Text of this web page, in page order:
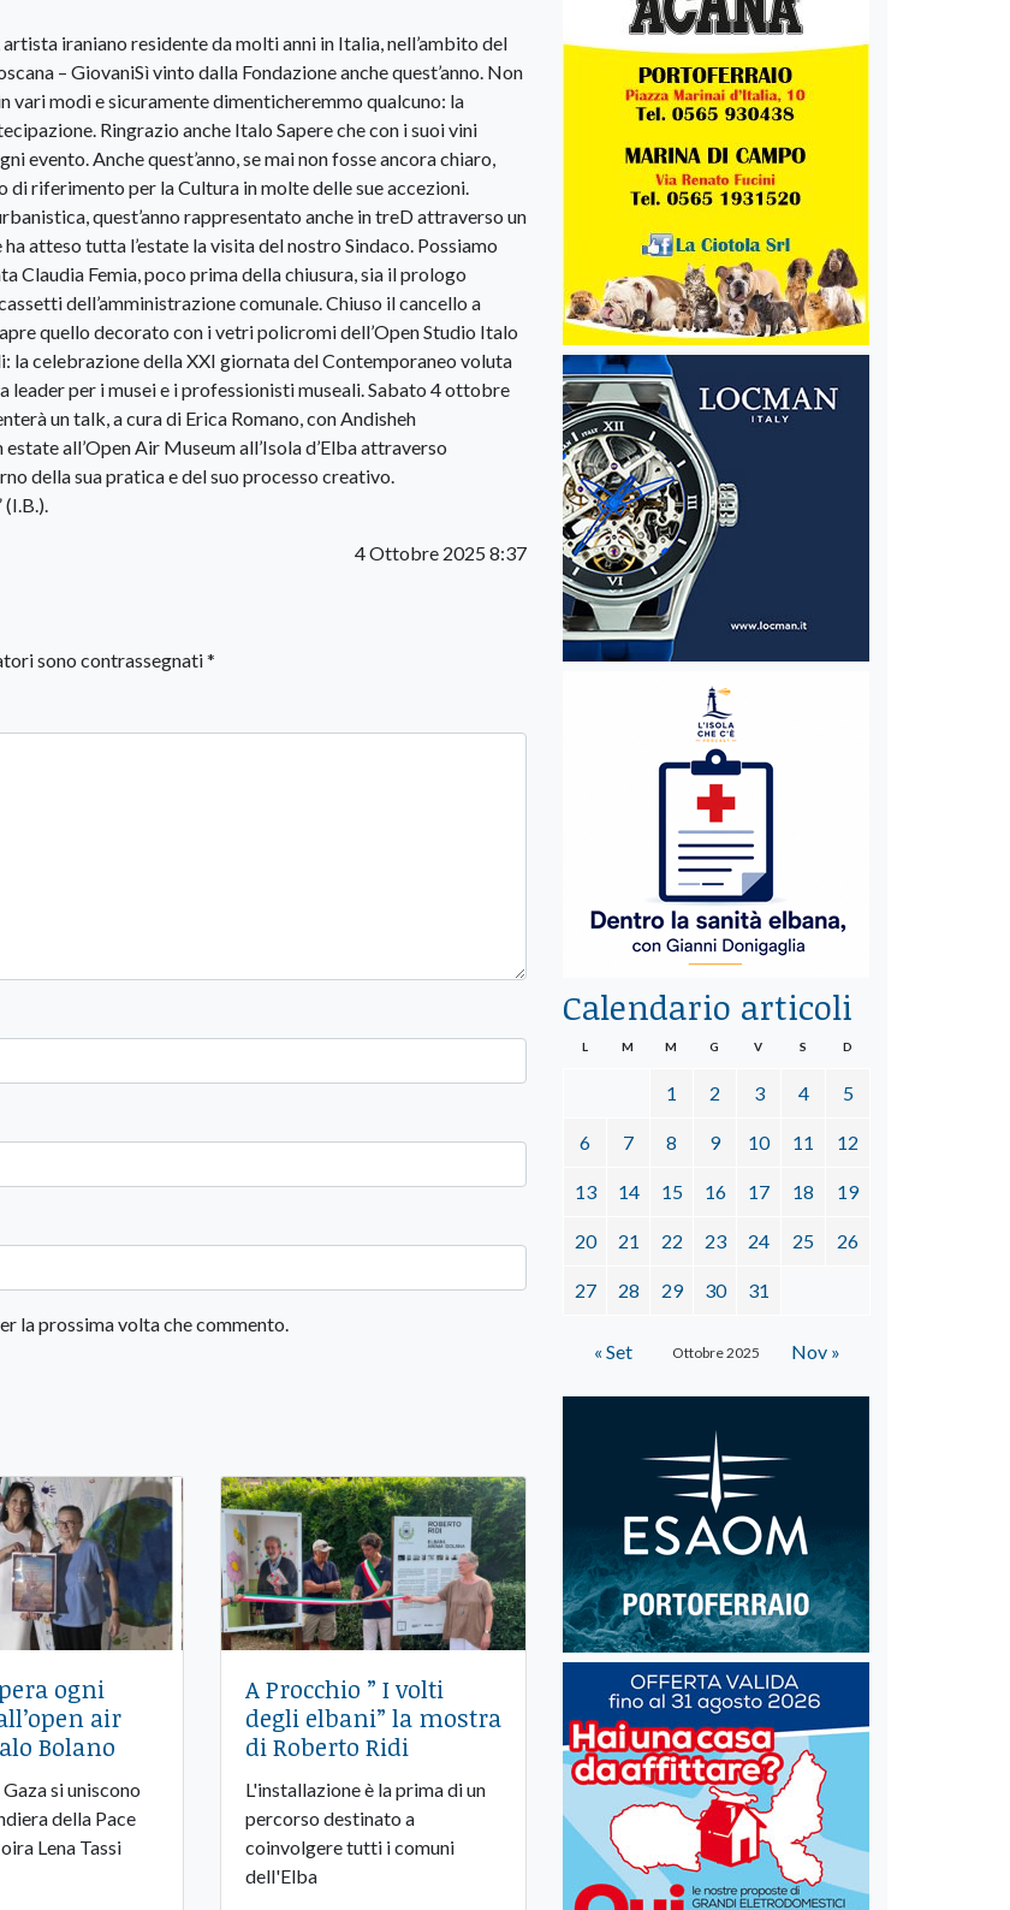
iraniano residente da molti anni in Italia, nell’ambito del
– GiovaniSì vinto dalla Fondazione anche quest’anno. Non
modi e sicuramente dimenticheremmo qualcuno: la
Ringrazio anche Italo Sapere che con i suoi vini
Anche quest’anno, se mai non fosse ancora chiaro,
riferimento per la Cultura in molte delle sue accezioni.
quest’anno rappresentato anche in treD attraverso un
atteso tutta l’estate la visita del nostro Sindaco. Possiamo
Claudia Femia, poco prima della chiusura, sia il prologo
dell’amministrazione comunale. Chiuso il cancello a
quello decorato con i vetri policromi dell’Open Studio Italo
la celebrazione della XXI giornata del Contemporaneo voluta
per i musei e i professionisti museali. Sabato 4 ottobre
un talk, a cura di Erica Romano, con Andisheh
all’Open Air Museum all’Isola d’Elba attraverso
della sua pratica e del suo processo creativo.
4 Ottobre 2025 8:37
sono contrassegnati*
la prossima volta che commento.
ogni
air
Bolano
si uniscono
della Pace
Lena Tassi
A Procchio ” I volti
degli elbani” la mostra
di Roberto Ridi
L'installazione è la prima di un
percorso destinato a
coinvolgere tutti i comuni
dell'Elba
Calendario articoli
Ottobre 2025
L M M G V S D
1 2 3 4 5
6 7 8 9 10 11 12
13 14 15 16 17 18 19
20 21 22 23 24 25 26
27 28 29 30 31
« Set Nov »